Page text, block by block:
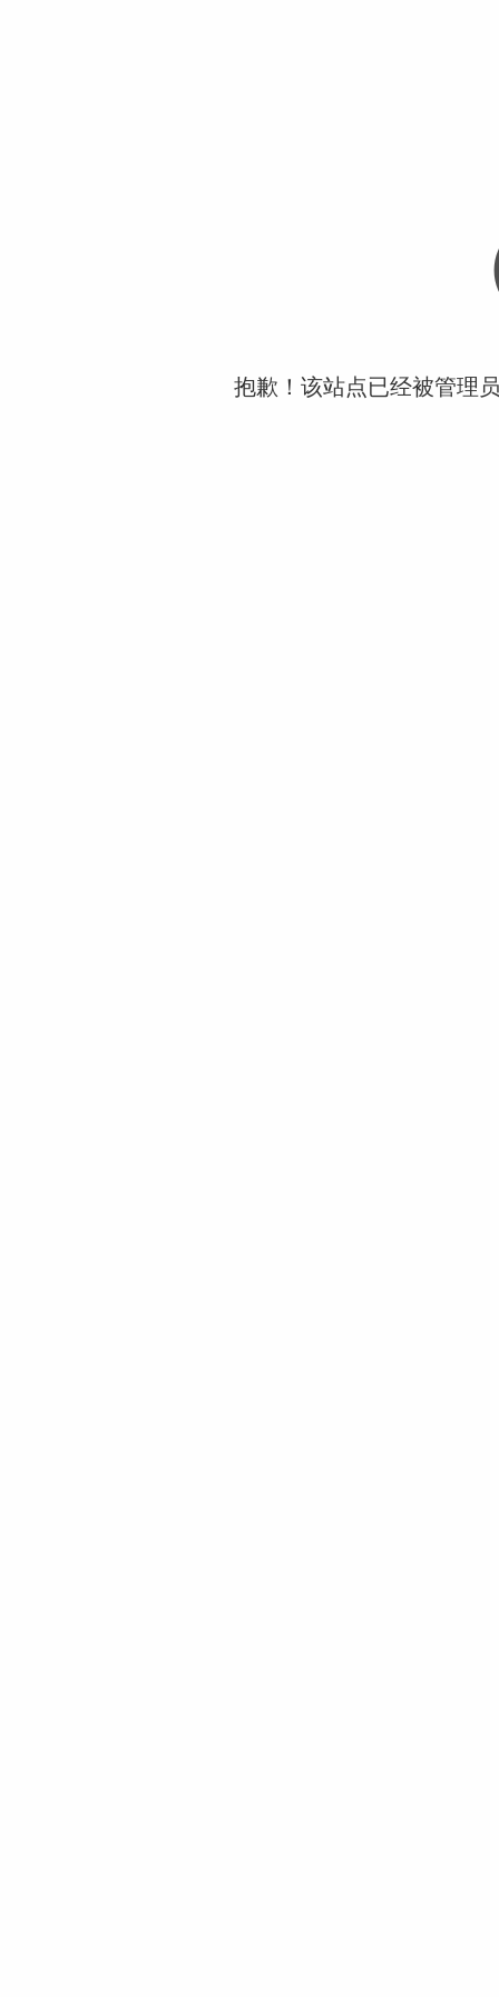
抱歉！该站点已经被管理